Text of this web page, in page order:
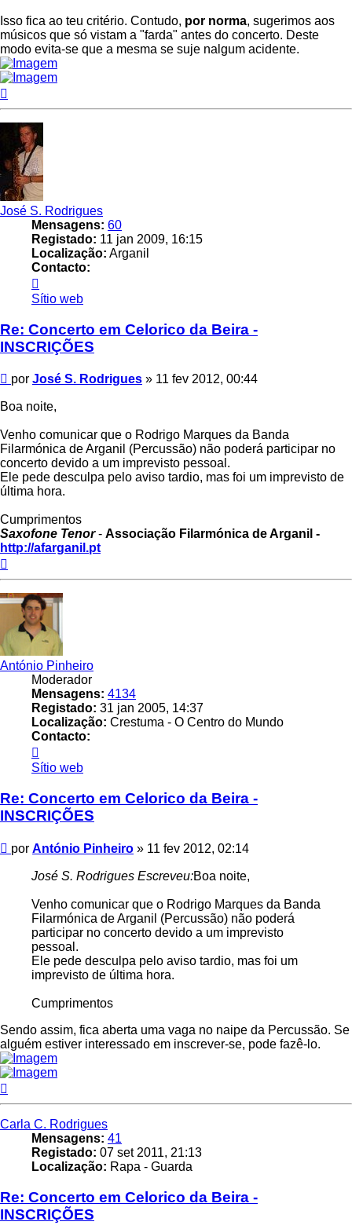
Isso fica ao teu critério. Contudo, por norma, sugerimos aos
músicos que só vistam a "farda" antes do concerto. Deste
modo evita-se que a mesma se suje nalgum acidente.
José S. Rodrigues
Mensagens: 60
Registado: 11 jan 2009, 16:15
Localização: Arganil
Contacto:
José
S.
Rodrigues
Sítio web
Re: Concerto em Celorico da Beira -
INSCRIÇÕES
Mensagem
por José S. Rodrigues » 11 fev 2012, 00:44
Boa noite,
Venho comunicar que o Rodrigo Marques da Banda
Filarmónica de Arganil (Percussão) não poderá participar no
concerto devido a um imprevisto pessoal.
Ele pede desculpa pelo aviso tardio, mas foi um imprevisto de
última hora.
Cumprimentos
Saxofone Tenor- Associação Filarmónica de Arganil -
http://afarganil.pt
António Pinheiro
Moderador
Mensagens: 4134
Registado: 31 jan 2005, 14:37
Localização: Crestuma - O Centro do Mundo
Contacto:
António
Pinheiro
Sítio web
Re: Concerto em Celorico da Beira -
INSCRIÇÕES
Mensagem
por António Pinheiro » 11 fev 2012, 02:14
José S. Rodrigues Escreveu:Boa noite,
Venho comunicar que o Rodrigo Marques da Banda
Filarmónica de Arganil (Percussão) não poderá
participar no concerto devido a um imprevisto
pessoal.
Ele pede desculpa pelo aviso tardio, mas foi um
imprevisto de última hora.
Cumprimentos
Sendo assim, fica aberta uma vaga no naipe da Percussão. Se
alguém estiver interessado em inscrever-se, pode fazê-lo.
Carla C. Rodrigues
Mensagens: 41
Registado: 07 set 2011, 21:13
Localização: Rapa - Guarda
Re: Concerto em Celorico da Beira -
INSCRIÇÕES